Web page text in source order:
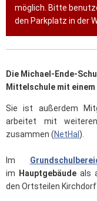
möglich. Bitte
den Parkplatz in der
Die Michael-Ende-
Mittelschule mit
Sie ist außerdem
arbeitet mit
zusammen (NetHaI ).
Im
im
Hauptgebäude als
den Ortsteilen